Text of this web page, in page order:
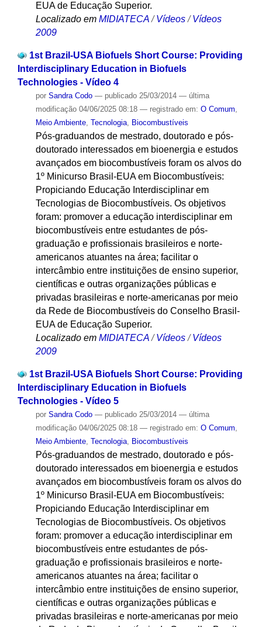
EUA de Educação Superior.
Localizado em MIDIATECA /Vídeos /Vídeos
2009
1st Brazil-USA Biofuels Short Course: Providing
Interdisciplinary Education in Biofuels
Technologies - Vídeo 4
por Sandra Codo — publicado25/03/2014 — última
modificação04/06/2025 08:18 — registrado em: O Comum,
Meio Ambiente, Tecnologia, Biocombustíveis
Pós-graduandos de mestrado, doutorado e pós-
doutorado interessados em bioenergia e estudos
avançados em biocombustíveis foram os alvos do
1º Minicurso Brasil-EUA em Biocombustíveis:
Propiciando Educação Interdisciplinar em
Tecnologias de Biocombustíveis. Os objetivos
foram: promover a educação interdisciplinar em
biocombustíveis entre estudantes de pós-
graduação e profissionais brasileiros e norte-
americanos atuantes na área; facilitar o
intercâmbio entre instituições de ensino superior,
científicas e outras organizações públicas e
privadas brasileiras e norte-americanas por meio
da Rede de Biocombustíveis do Conselho Brasil-
EUA de Educação Superior.
Localizado em MIDIATECA /Vídeos /Vídeos
2009
1st Brazil-USA Biofuels Short Course: Providing
Interdisciplinary Education in Biofuels
Technologies - Vídeo 5
por Sandra Codo — publicado25/03/2014 — última
modificação04/06/2025 08:18 — registrado em: O Comum
Meio Ambiente, Tecnologia, Biocombustíveis
Pós-graduandos de mestrado, doutorado e pós-
doutorado interessados em bioenergia e estudos
avançados em biocombustíveis foram os alvos do
1º Minicurso Brasil-EUA em Biocombustíveis:
Propiciando Educação Interdisciplinar em
Tecnologias de Biocombustíveis. Os objetivos
foram: promover a educação interdisciplinar em
biocombustíveis entre estudantes de pós-
graduação e profissionais brasileiros e norte-
americanos atuantes na área; facilitar o
intercâmbio entre instituições de ensino superior,
científicas e outras organizações públicas e
privadas brasileiras e norte-americanas por meio